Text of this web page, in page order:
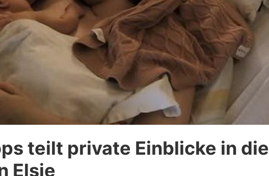
Jobs
App runterladen
Redaktionelle Richtlinien
Impressum
Datenschutzerklärung
Nutzungsbedingungen
teilt private Einblicke in die
Elsie